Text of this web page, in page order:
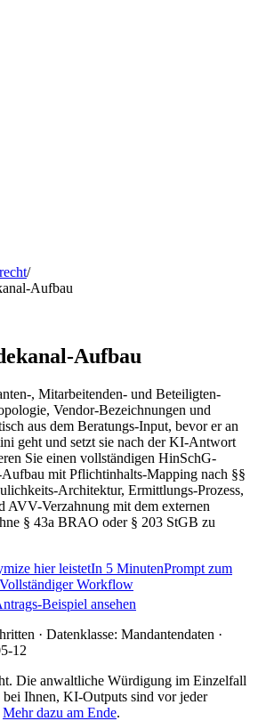
/
Aufbau
Aufbau
, Mitarbeitenden- und Beteiligten-
Vendor-Bezeichnungen und
aus dem Beratungs-Input, bevor er an
geht und setzt sie nach der KI-Antwort
Sie einen vollständigen HinSchG-
mit Pflichtinhalts-Mapping nach §§
Architektur, Ermittlungs-Prozess,
AVV-Verzahnung mit dem externen
§ 43a BRAO oder § 203 StGB zu
hier leistetIn 5 MinutenPrompt zum
Vollständiger Workflow
Beispiel ansehen
· Datenklasse: Mandantendaten ·
12
Die anwaltliche Würdigung im Einzelfall
bei Ihnen, KI-Outputs sind vor jeder
Mehr dazu am Ende.